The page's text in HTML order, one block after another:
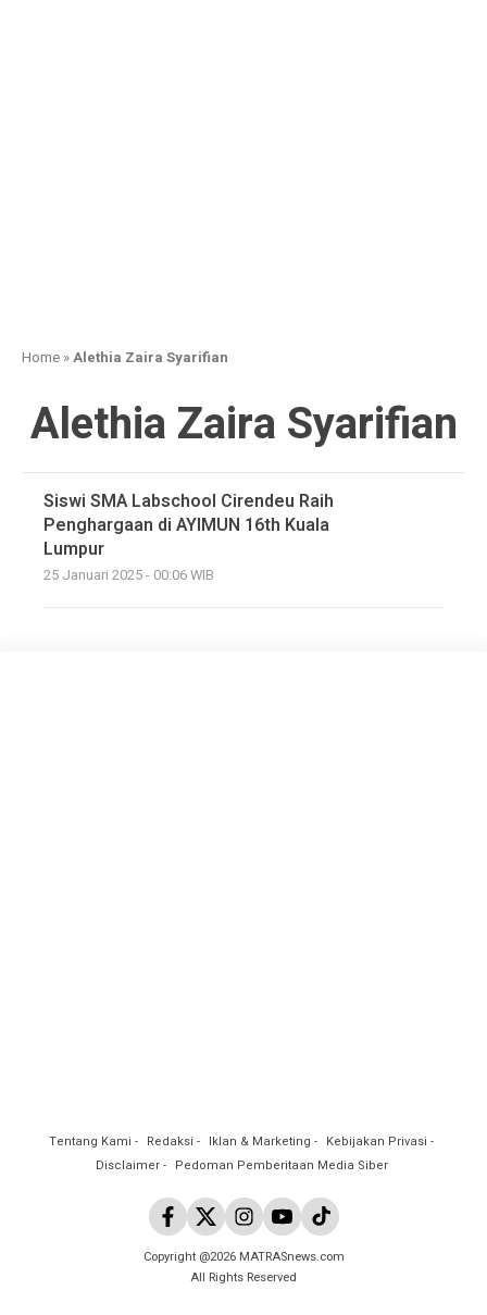
Home »Alethia Zaira Syarifian
Alethia Zaira Syarifian
Siswi SMA Labschool Cirendeu Raih
Penghargaan di AYIMUN 16th Kuala
Lumpur
25 Januari 2025 - 00:06 WIB
Tentang Kami Redaksi Iklan & Marketing
Kebijakan Privasi
Disclaimer
Pedoman Pemberitaan Media Siber
Copyright @2026 MATRASnews.com
All Rights Reserved